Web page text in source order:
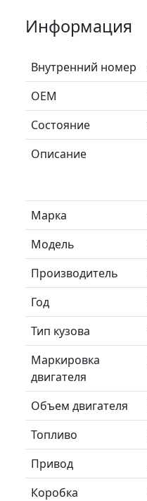
Информация
Внутренний номер
ОЕМ
Состояние
Описание
Марка
Модель
Производитель
Год
Тип кузова
Маркировка
двигателя
Объем двигателя
Топливо
Привод
Коробка